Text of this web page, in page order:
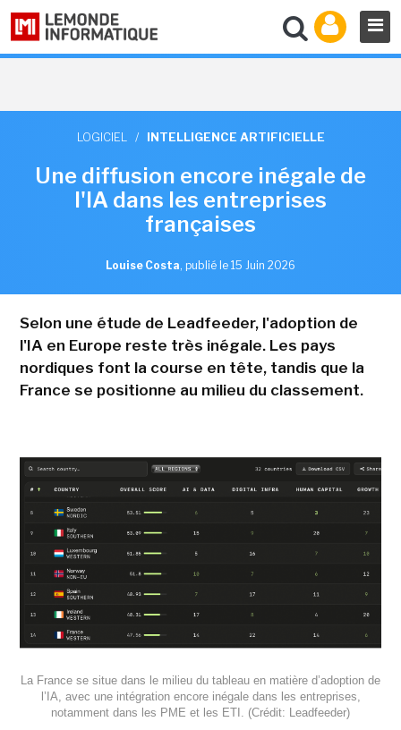
LOGICIEL / INTELLIGENCE ARTIFICIELLE
Une diffusion encore inégale de
l'IA dans les entreprises
françaises
Louise Costa, publié le 15 Juin 2026
Selon une étude de Leadfeeder, l'adoption de
l'IA en Europe reste très inégale. Les pays
nordiques font la course en tête, tandis que la
France se positionne au milieu du classement.
La France se situe dans le milieu du tableau en matière d’adoption de
l’IA, avec une intégration encore inégale dans les entreprises,
notamment dans les PME et les ETI. (Crédit: Leadfeeder)